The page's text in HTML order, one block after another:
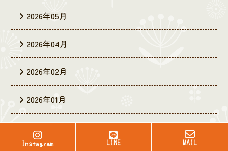
Instagram LINE MAIL
Instagram LINE MAIL
2026年05月
2026年04月
2026年02月
2026年01月
2025年12月